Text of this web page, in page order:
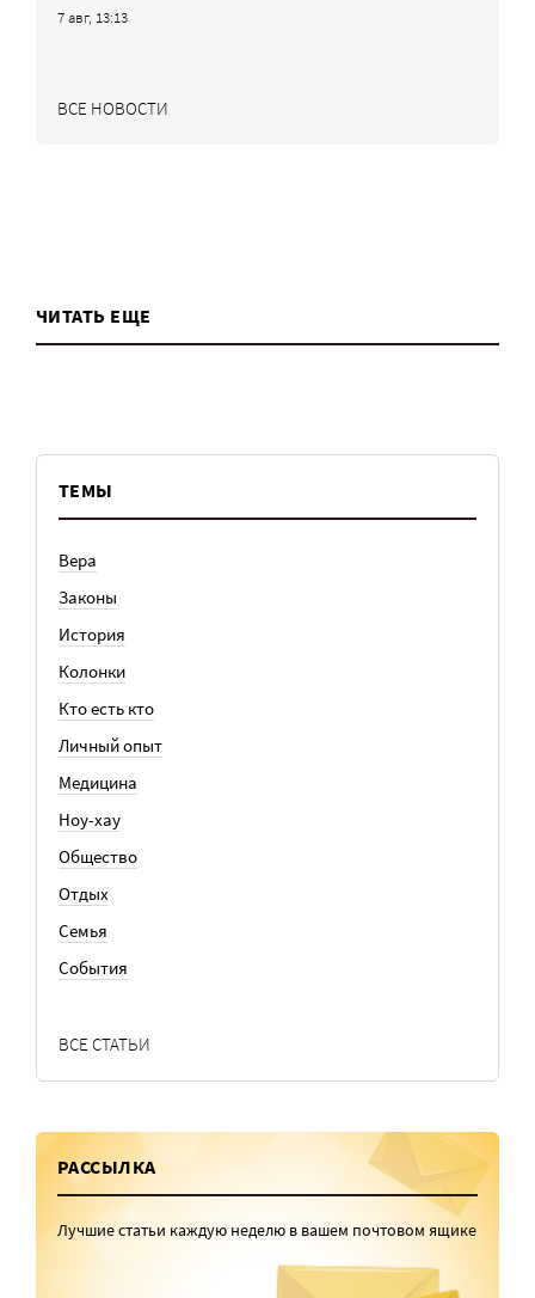
7 авг, 13:13
ВСЕ НОВОСТИ
ЧИТАТЬ ЕЩЕ
ТЕМЫ
Вера
Законы
История
Колонки
Кто есть кто
Личный опыт
Медицина
Ноу-хау
Общество
Отдых
Семья
События
ВСЕ СТАТЬИ
РАССЫЛКА
Лучшие статьи каждую неделю в вашем почтовом ящике